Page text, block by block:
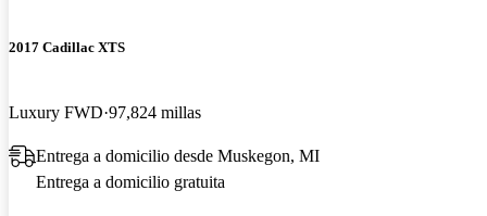
2017 Cadillac XTS
Luxury FWD 97,824 millas
Entrega a domicilio desde Muskegon, MI
Entrega a domicilio gratuita